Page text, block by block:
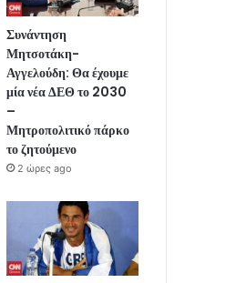
Συνάντηση
Μητσοτάκη-
Αγγελούδη: Θα έχουμε
μία νέα ΔΕΘ το 2030
–
Μητροπολιτικό πάρκο
το ζητούμενο
2 ώρες ago